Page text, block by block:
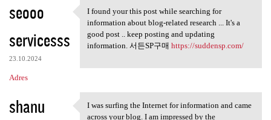
seooo
servicesss
23.10.2024
Adres
I found your this post while
I found your this post while searching for
information about blog-related research ... It's a
good post .. keep posting and updating
information. 서든SP구매 https://suddensp.com/
shanu I was surfing the Internet
I was surfing the Internet for information and came
across your blog. I am impressed by the